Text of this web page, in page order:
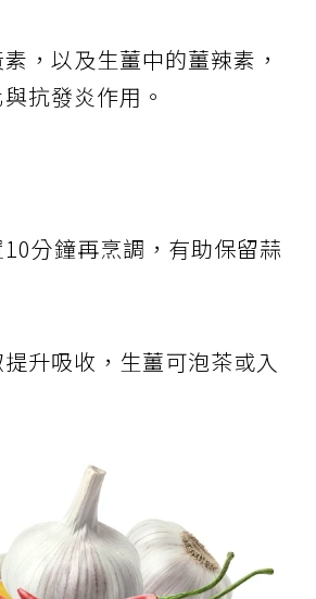
，以及生薑中的薑辣素，
抗發炎作用。
分鐘再烹調，有助保留蒜
升吸收，生薑可泡茶或入